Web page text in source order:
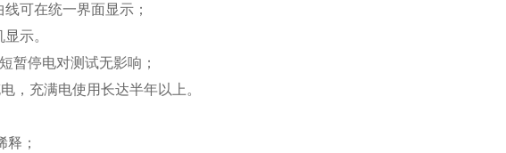
可在统一界面显示；
示。
暂停电对测试无影响；
，充满电使用长达半年以上。
；